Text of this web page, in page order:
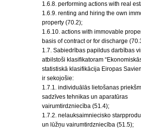
1.6.8. performing actions with real
1.6.9. renting and hiring the own
property (70.2);
1.6.10. actions with immovable
basis of contract or for discharge
1.7. Sabiedrības papildus darbības
atbilstoši klasifikatoram
statistiskā klasifikācija Eiropas
ir sekojošie:
1.7.1. individuālās lietošanas
sadzīves tehnikas un aparatūras
vairumtirdzniecība (51.4);
1.7.2. nelauksaimniecisko
un lūžņu vairumtirdzniecība (51.5);